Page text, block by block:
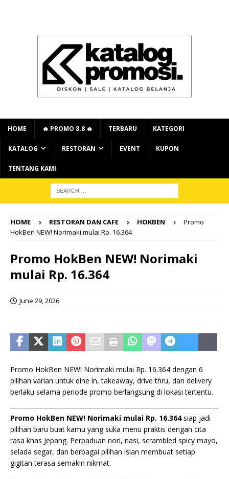
HOME 🔥 PROMO 8.8 🔥 TERBARU KATEGORI
KATALOG RESTORAN EVENT KUPON
TENTANG KAMI
HOME RESTORAN DAN CAFE HOKBEN
Promo
HokBen NEW! Norimaki mulai Rp. 16.364
Promo HokBen NEW! Norimaki
mulai Rp. 16.364
June 29, 2026
Promo HokBen NEW! Norimaki mulai Rp. 16.364 dengan 6
pilihan varian untuk dine in, takeaway, drive thru, dan delivery
berlaku selama periode promo berlangsung di lokasi tertentu.
Promo HokBen NEW! Norimaki mulai Rp. 16.364siap jadi
pilihan baru buat kamu yang suka menu praktis dengan cita
rasa khas Jepang. Perpaduan nori, nasi, scrambled spicy mayo,
selada segar, dan berbagai pilihan isian membuat setiap
gigitan terasa semakin nikmat.